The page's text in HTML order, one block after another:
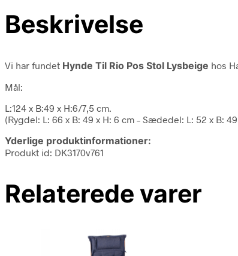
Beskrivelse
Vi har fundet Hynde Til Rio Pos Stol Lysbeige hos
Mål:
L:124 x B:49 x H:6/7,5 cm.
(Rygdel: L: 66 x B: 49 x H: 6 cm – Sædedel: L: 52 x B:
Yderlige produktinformationer:
Produkt id: DK3170v761
Relaterede varer